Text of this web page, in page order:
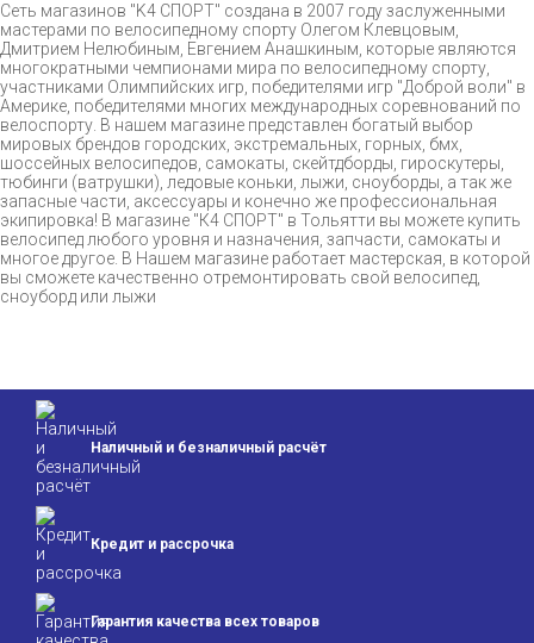
Сеть магазинов "K4 СПОРТ" создана в 2007 году заслуженными
мастерами по велосипедному спорту Олегом Клевцовым,
Дмитрием Нелюбиным, Евгением Анашкиным, которые являются
многократными чемпионами мира по велосипедному спорту,
участниками Олимпийских игр, победителями игр "Доброй воли" в
Америке, победителями многих международных соревнований по
велоспорту. В нашем магазине представлен богатый выбор
мировых брендов городских, экстремальных, горных, бмх,
шоссейных велосипедов, самокаты, скейтдборды, гироскутеры,
тюбинги (ватрушки), ледовые коньки, лыжи, сноуборды, а так же
запасные части, аксессуары и конечно же профессиональная
экипировка! В магазине "К4 СПОРТ" в Тольятти вы можете купить
велосипед любого уровня и назначения, запчасти, самокаты и
многое другое. В Нашем магазине работает мастерская, в которой
вы сможете качественно отремонтировать свой велосипед,
сноуборд или лыжи
Наличный и безналичный расчёт
Кредит и рассрочка
Гарантия качества всех товаров